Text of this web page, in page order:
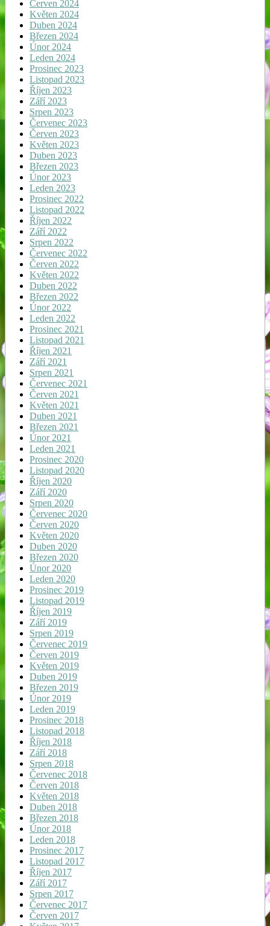
Červen 2024
Květen 2024
Duben 2024
Březen 2024
Únor 2024
Leden 2024
Prosinec 2023
Listopad 2023
Říjen 2023
Září 2023
Srpen 2023
Červenec 2023
Červen 2023
Květen 2023
Duben 2023
Březen 2023
Únor 2023
Leden 2023
Prosinec 2022
Listopad 2022
Říjen 2022
Září 2022
Srpen 2022
Červenec 2022
Červen 2022
Květen 2022
Duben 2022
Březen 2022
Únor 2022
Leden 2022
Prosinec 2021
Listopad 2021
Říjen 2021
Září 2021
Srpen 2021
Červenec 2021
Červen 2021
Květen 2021
Duben 2021
Březen 2021
Únor 2021
Leden 2021
Prosinec 2020
Listopad 2020
Říjen 2020
Září 2020
Srpen 2020
Červenec 2020
Červen 2020
Květen 2020
Duben 2020
Březen 2020
Únor 2020
Leden 2020
Prosinec 2019
Listopad 2019
Říjen 2019
Září 2019
Srpen 2019
Červenec 2019
Červen 2019
Květen 2019
Duben 2019
Březen 2019
Únor 2019
Leden 2019
Prosinec 2018
Listopad 2018
Říjen 2018
Září 2018
Srpen 2018
Červenec 2018
Červen 2018
Květen 2018
Duben 2018
Březen 2018
Únor 2018
Leden 2018
Prosinec 2017
Listopad 2017
Říjen 2017
Září 2017
Srpen 2017
Červenec 2017
Červen 2017